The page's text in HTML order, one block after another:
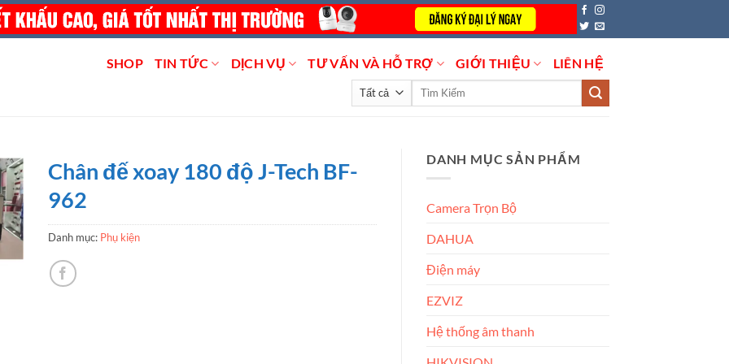
SHOP TIN TỨC DỊCH VỤ TƯ VẤN VÀ HỖ TRỢ GIỚI THIỆU LIÊN HỆ
Tìm
Chân đế xoay 180 độ J-Tech BF-
962
Danh mục: Phụ kiện
DANH MỤC SẢN PHẨM
Camera Trọn Bộ
DAHUA
Điện máy
EZVIZ
Hệ thống âm thanh